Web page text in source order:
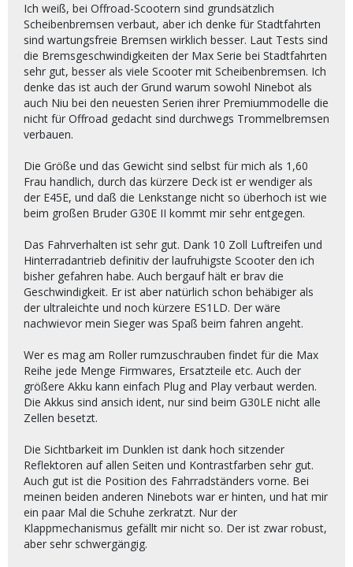
Ich weiß, bei Offroad-Scootern sind grundsätzlich
Scheibenbremsen verbaut, aber ich denke für Stadtfahrten
sind wartungsfreie Bremsen wirklich besser. Laut Tests sind
die Bremsgeschwindigkeiten der Max Serie bei Stadtfahrten
sehr gut, besser als viele Scooter mit Scheibenbremsen. Ich
denke das ist auch der Grund warum sowohl Ninebot als
auch Niu bei den neuesten Serien ihrer Premiummodelle die
nicht für Offroad gedacht sind durchwegs Trommelbremsen
verbauen.
Die Größe und das Gewicht sind selbst für mich als 1,60
Frau handlich, durch das kürzere Deck ist er wendiger als
der E45E, und daß die Lenkstange nicht so überhoch ist wie
beim großen Bruder G30E II kommt mir sehr entgegen.
Das Fahrverhalten ist sehr gut. Dank 10 Zoll Luftreifen und
Hinterradantrieb definitiv der laufruhigste Scooter den ich
bisher gefahren habe. Auch bergauf hält er brav die
Geschwindigkeit. Er ist aber natürlich schon behäbiger als
der ultraleichte und noch kürzere ES1LD. Der wäre
nachwievor mein Sieger was Spaß beim fahren angeht.
Wer es mag am Roller rumzuschrauben findet für die Max
Reihe jede Menge Firmwares, Ersatzteile etc. Auch der
größere Akku kann einfach Plug and Play verbaut werden.
Die Akkus sind ansich ident, nur sind beim G30LE nicht alle
Zellen besetzt.
Die Sichtbarkeit im Dunklen ist dank hoch sitzender
Reflektoren auf allen Seiten und Kontrastfarben sehr gut.
Auch gut ist die Position des Fahrradständers vorne. Bei
meinen beiden anderen Ninebots war er hinten, und hat mir
ein paar Mal die Schuhe zerkratzt. Nur der
Klappmechanismus gefällt mir nicht so. Der ist zwar robust,
aber sehr schwergängig.